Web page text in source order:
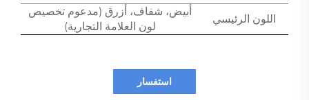
اللون الرئيسي
أبيض، شفاف، أزرق (مدعوم تخصيص
لون العلامة التجارية)
استفسار